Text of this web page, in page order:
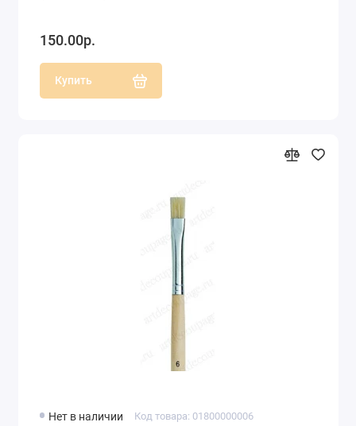
150.00р.
Купить
Нет в наличии Код товара: 01800000006